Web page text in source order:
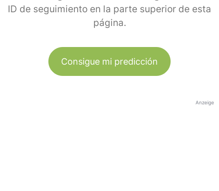
ID de seguimiento en la parte superior de esta
página.
Consigue mi predicción
Anzeige